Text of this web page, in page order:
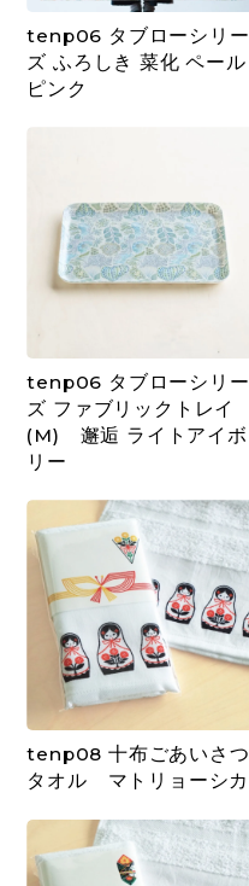
tenp06 タブローシリー
ズ ふろしき 菜化 ペール
ピンク
tenp06 タブローシリー
ズ ファブリックトレイ
(M) 邂逅 ライトアイボ
リー
tenp08 十布ごあいさつ
タオル マトリョーシカ